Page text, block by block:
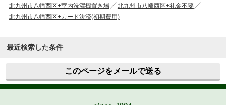
北九州市八幡西区+室内洗濯機置き場
北九州市八幡西区+礼金不要
北九州市八幡西区+カード決済(初期費用)
最近検索した条件
このページをメールで送る